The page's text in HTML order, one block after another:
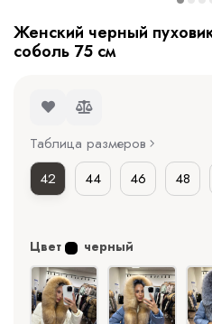
Женский черный
соболь 75 см
Таблица размеров
42
44 46 48
Цвет черный